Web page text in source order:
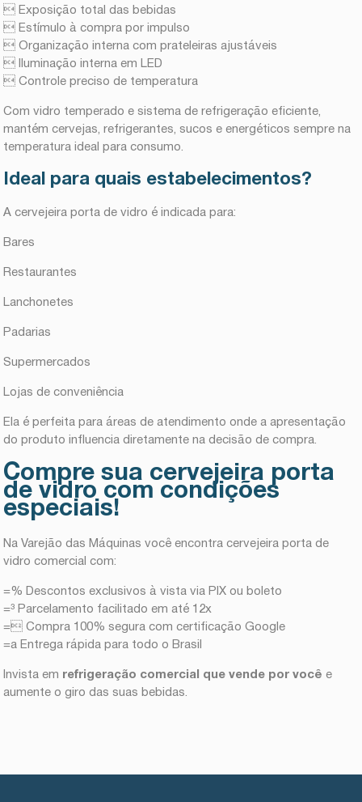
 Exposição total das bebidas
 Estímulo à compra por impulso
 Organização interna com prateleiras ajustáveis
 Iluminação interna em LED
 Controle preciso de temperatura
Com vidro temperado e sistema de refrigeração eficiente,
mantém cervejas, refrigerantes, sucos e energéticos sempre na
temperatura ideal para consumo.
Ideal para quais estabelecimentos?
A cervejeira porta de vidro é indicada para:
Bares
Restaurantes
Lanchonetes
Padarias
Supermercados
Lojas de conveniência
Ela é perfeita para áreas de atendimento onde a apresentação
do produto influencia diretamente na decisão de compra.
Compre sua cervejeira porta
de vidro com condições
especiais!
Na Varejão das Máquinas você encontra cervejeira porta de
vidro comercial com:
=% Descontos exclusivos à vista via PIX ou boleto
=³ Parcelamento facilitado em até 12x
= Compra 100% segura com certificação Google
=a Entrega rápida para todo o Brasil
Invista em refrigeração comercial que vende por você e
aumente o giro das suas bebidas.